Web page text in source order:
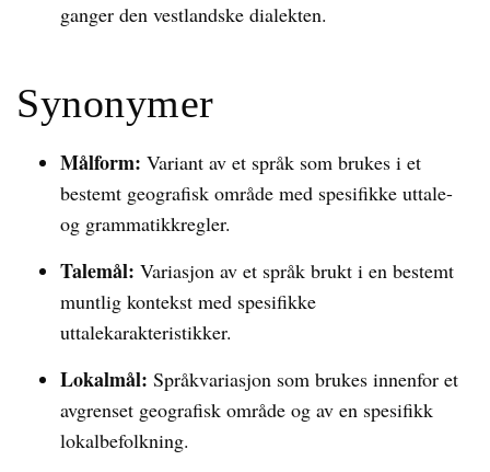
ganger den vestlandske dialekten.
Synonymer
Målform: Variant av et språk som brukes i et
bestemt geografisk område med spesifikke uttale-
og grammatikkregler.
Talemål: Variasjon av et språk brukt i en bestemt
muntlig kontekst med spesifikke
uttalekarakteristikker.
Lokalmål: Språkvariasjon som brukes innenfor et
avgrenset geografisk område og av en spesifikk
lokalbefolkning.